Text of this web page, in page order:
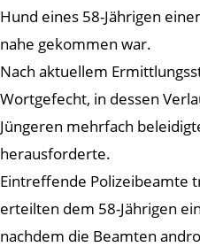
Hund eines 58-Jährigen
nahe gekommen war.
Nach aktuellem
Wortgefecht, in dessen
Jüngeren mehrfach
herausforderte.
Eintreffende Polizeibeamte
erteilten dem 58-Jährigen
nachdem die Beamten